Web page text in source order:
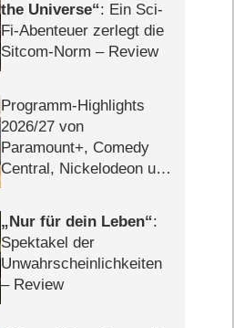
the Universe : Ein Sci-
Fi-Abenteuer zerlegt die
Sitcom-Norm – Review
Programm-Highlights
2026/​27 von
Paramount+, Comedy
Central, Nickelodeon und
Nur für dein Leben :
Spektakel der
Unwahrscheinlichkeiten
– Review